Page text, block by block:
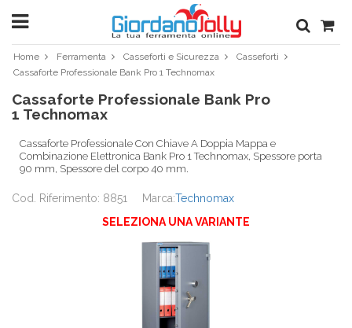
Home Ferramenta Casseforti e Sicurezza
Casseforti
Cassaforte Professionale Bank Pro 1 Technomax
Cassaforte Professionale Bank Pro
1 Technomax
Cassaforte Professionale Con Chiave A Doppia Mappa e
Combinazione Elettronica Bank Pro 1 Technomax, Spessore porta
90 mm, Spessore del corpo 40 mm.
Cod. Riferimento: 8851 Marca:Technomax
SELEZIONA UNA VARIANTE